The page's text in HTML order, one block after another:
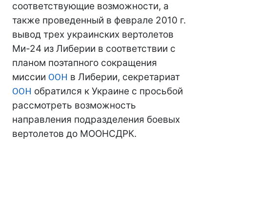
соответствующие возможности, а
также проведенный в феврале 2010 г.
вывод трех украинских вертолетов
Ми-24 из Либерии в соответствии с
планом поэтапного сокращения
миссии ООН в Либерии, секретариат
ООН обратился к Украине с просьбой
рассмотреть возможность
направления подразделения боевых
вертолетов до МООНСДРК.